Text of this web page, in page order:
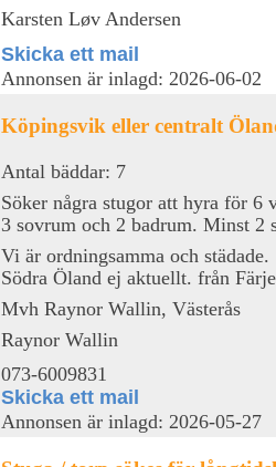
Karsten Løv Andersen
Skicka ett mail
Annonsen är inlagd: 2026-06-02
Köpingsvik eller centralt
Antal bäddar: 7
Söker några stugor att hyra för 6
3 sovrum och 2 badrum. Minst 2
Vi är ordningsamma och städade.
Södra Öland ej aktuellt. från
Mvh Raynor Wallin, Västerås
Raynor Wallin
073-6009831
Skicka ett mail
Annonsen är inlagd: 2026-05-27